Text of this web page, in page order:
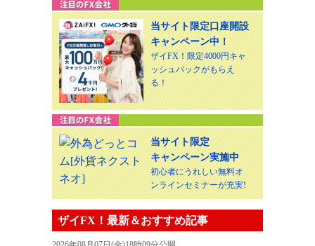
当サイト限定口座開設
キャンペーン中！
ザイFX！限定4000円キャ
ッシュバックがもらえ
る！
当サイト限定
キャンペーン実施中
初心者にうれしい無料オ
ンラインセミナーが充実!
ザイFX！最新＆おすすめ記事